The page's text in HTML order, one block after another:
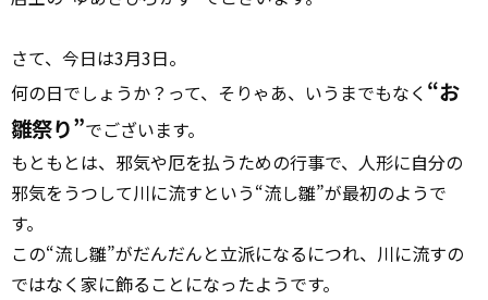
さて、今日は3月3日。
何の日でしょうか？って、そりゃあ、いうまでもなく “お
雛祭り”でございます。
もともとは、邪気や厄を払うための行事で、人形に自分の
邪気をうつして川に流すという“流し雛”が最初のようで
す。
この“流し雛”がだんだんと立派になるにつれ、川に流すの
ではなく家に飾ることになったようです。